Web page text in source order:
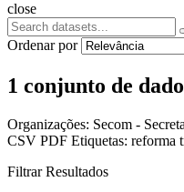
close
Ordenar por
1 conjunto de
Organizações: Secom -
CSV PDF Etiquetas: reforma
Filtrar Resultados